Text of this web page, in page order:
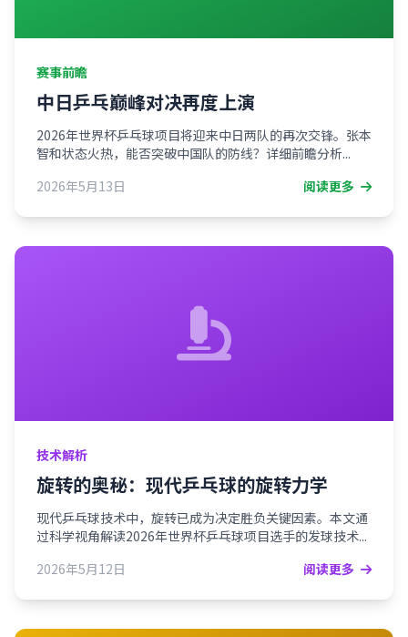
赛事前瞻
中日乒乓巅峰对决再度上演
2026年世界杯乒乓球项目将迎来中日两队的再次交锋。张本
智和状态火热，能否突破中国队的防线？详细前瞻分析...
2026年5月13日
阅读更多
技术解析
旋转的奥秘：现代乒乓球的旋转力学
现代乒乓球技术中，旋转已成为决定胜负关键因素。本文通
过科学视角解读2026年世界杯乒乓球项目选手的发球技术...
2026年5月12日
阅读更多